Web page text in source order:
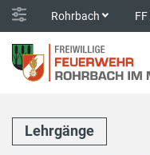
Rohrbach
Lehrgänge